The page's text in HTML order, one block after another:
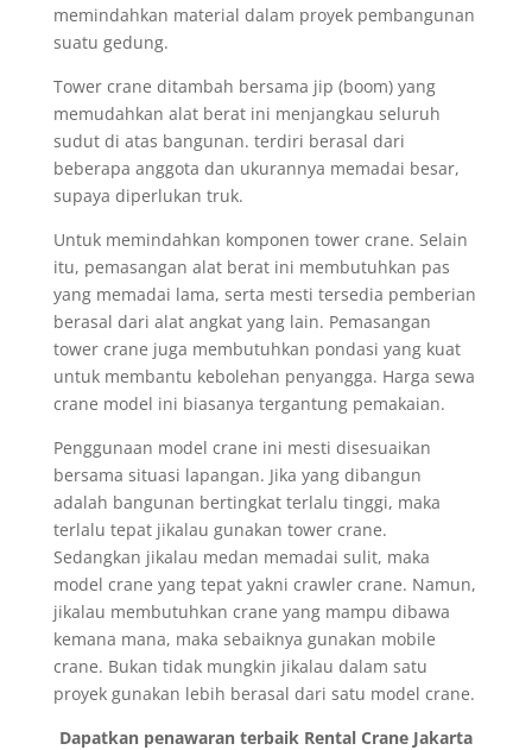
memindahkan material dalam proyek pembangunan
suatu gedung.
Tower crane ditambah bersama jip (boom) yang
memudahkan alat berat ini menjangkau seluruh
sudut di atas bangunan. terdiri berasal dari
beberapa anggota dan ukurannya memadai besar,
supaya diperlukan truk.
Untuk memindahkan komponen tower crane. Selain
itu, pemasangan alat berat ini membutuhkan pas
yang memadai lama, serta mesti tersedia pemberian
berasal dari alat angkat yang lain. Pemasangan
tower crane juga membutuhkan pondasi yang kuat
untuk membantu kebolehan penyangga. Harga sewa
crane model ini biasanya tergantung pemakaian.
Penggunaan model crane ini mesti disesuaikan
bersama situasi lapangan. Jika yang dibangun
adalah bangunan bertingkat terlalu tinggi, maka
terlalu tepat jikalau gunakan tower crane.
Sedangkan jikalau medan memadai sulit, maka
model crane yang tepat yakni crawler crane. Namun,
jikalau membutuhkan crane yang mampu dibawa
kemana mana, maka sebaiknya gunakan mobile
crane. Bukan tidak mungkin jikalau dalam satu
proyek gunakan lebih berasal dari satu model crane.
Dapatkan penawaran terbaik Rental Crane Jakarta